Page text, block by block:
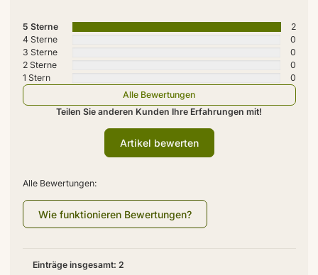
5 Sterne
2
4 Sterne
0
3 Sterne
0
2 Sterne
0
1 Stern
0
Alle Bewertungen
Teilen Sie anderen Kunden Ihre Erfahrungen mit!
Artikel bewerten
Alle Bewertungen:
Wie funktionieren Bewertungen?
Einträge insgesamt: 2